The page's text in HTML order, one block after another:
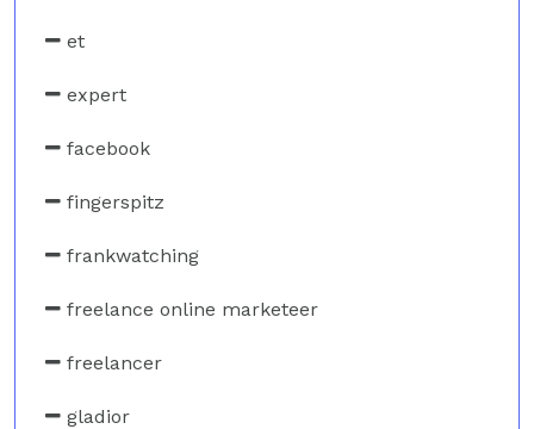
et
expert
facebook
fingerspitz
frankwatching
freelance online marketeer
freelancer
gladior